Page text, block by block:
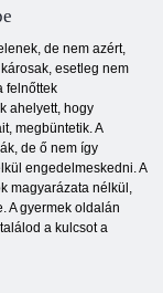
de nem azért,
esetleg nem
felnőttek
ahelyett, hogy
megbüntetik. A
de ő nem így
engedelmeskedni. A
magyarázata nélkül,
A gyermek oldalán
a kulcsot a